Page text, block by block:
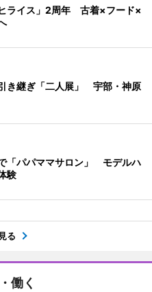
ライス」2周年 古着×フード×
き継ぎ「二人展」 宇部・神原
「パパママサロン」 モデルハ
験
る
働く